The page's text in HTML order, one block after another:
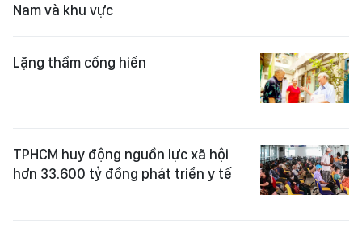
Nam và khu vực
Lặng thầm cống hiến
TPHCM huy động nguồn lực xã hội
hơn 33.600 tỷ đồng phát triển y tế